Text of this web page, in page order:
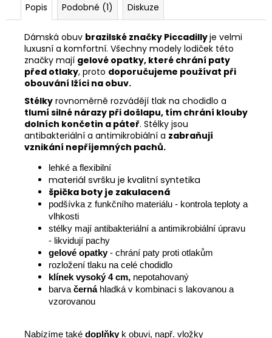
Popis Podobné (1) Diskuze
Dámská obuv brazilské značky Piccadillyje velmi
luxusní a komfortní. Všechny modely lodiček této
značky mají gelové opatky, které chrání paty
před otlaky, proto doporučujeme používat při
obouvání lžíci na obuv.
Stélky rovnoměrně rozvádějí tlak na chodidlo a
tlumí silné nárazy při došlapu, tím chrání klouby
dolních končetin a páteř. Stélky jsou
antibakteriální a antimikrobiální a zabraňují
vznikání nepříjemných pachů.
lehké a flexibilní
materiál svršku je kvalitní syntetika
špička boty je zakulacená
podšívka z funkčního materiálu - kontrola teploty a
vlhkosti
stélky mají antibakteriální a antimikrobiální úpravu
- likvidují pachy
gelové opatky- chrání paty proti otlakům
rozložení tlaku na celé chodidlo
klínek vysoký 4 cm, nepotahovaný
barva černá hladká v kombinaci s lakovanou a
vzorovanou
Nabízíme také doplňkyk obuvi, např. vložky
Původně:
1
690